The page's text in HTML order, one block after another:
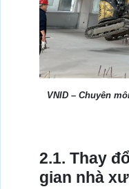
VNID – Chuyên
2.1. Thay
gian nhà